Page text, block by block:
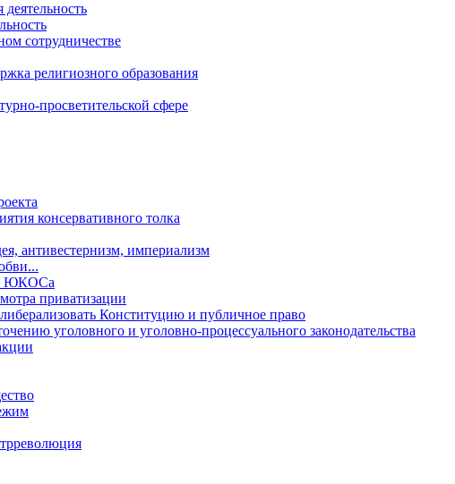
сотрудничестве
религиозного образования
просветительской сфере
консервативного толка
антивестернизм, империализм
ЮКОСа
приватизации
Конституцию и публичное право
уголовного и уголовно-процессуального законодательства